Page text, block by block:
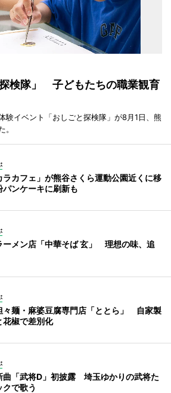
検隊」 子どもたちの職業観育
験イベント「おしごと探検隊」が8月1日、熊
。
ラカフェ」が熊谷さくら運動公園近くに移
ンケーキに刷新も
ーメン店「中華そば 玄」 理想の味、追
々麺・麻婆豆腐専門店「ととら」 自家製
花椒で差別化
曲「武将D」初披露 埼玉ゆかりの武将た
クで歌う